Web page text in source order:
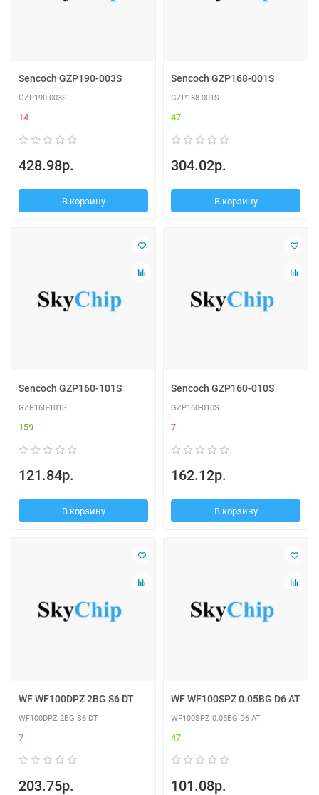
Sencoch GZP190-003S
GZP190-003S
14
428.98р.
В корзину
Sencoch GZP168-001S
GZP168-001S
47
304.02р.
В корзину
Sencoch GZP160-101S
GZP160-101S
159
121.84р.
В корзину
Sencoch GZP160-010S
GZP160-010S
7
162.12р.
В корзину
WF WF100DPZ 2BG S6 DT
WF100DPZ 2BG S6 DT
7
203.75р.
WF WF100SPZ 0.05BG D6 AT
WF100SPZ 0.05BG D6 AT
47
101.08р.